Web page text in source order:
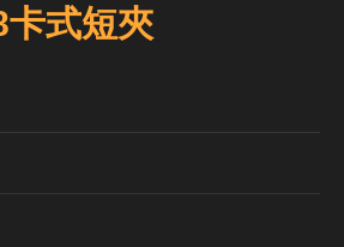
式短夾